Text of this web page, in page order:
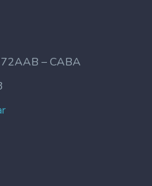
– CABA